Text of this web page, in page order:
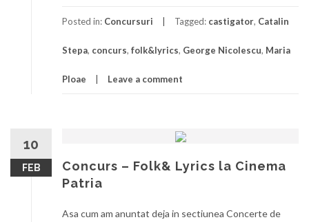
Posted in: Concursuri Tagged: castigator, Catalin
Stepa, concurs, folk&lyrics, George Nicolescu, Maria
Ploae Leave a comment
10
FEB
Concurs – Folk& Lyrics la Cinema
Patria
Asa cum am anuntat deja in sectiunea Concerte de